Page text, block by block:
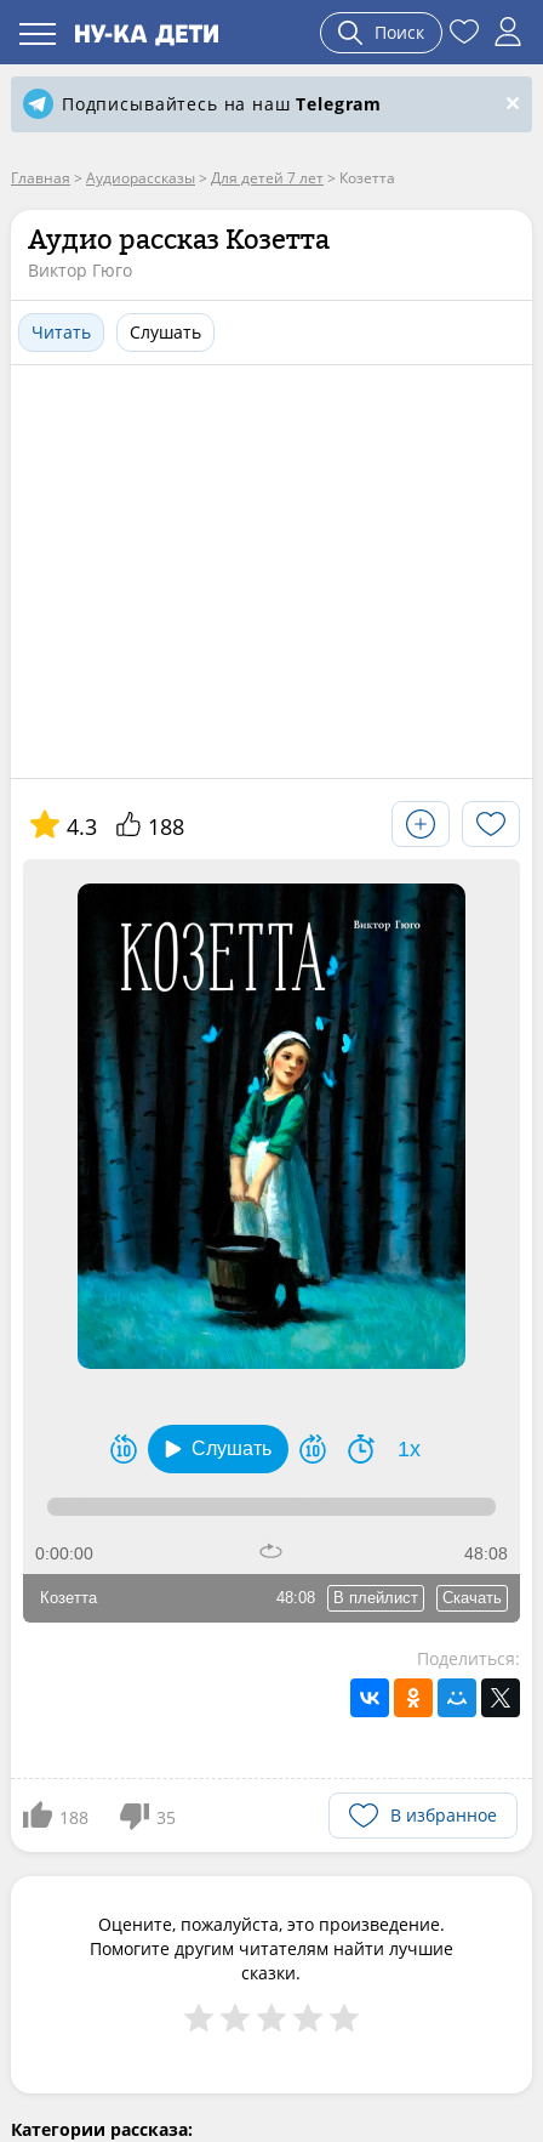
Поиск
Подписывайтесь на нашTelegram
Главная > Аудиорассказы > Для детей 7 лет> Козетта
Аудио рассказ Козетта
Виктор Гюго
Читать Слушать
4.3 188
Слушать 1x
0:00:00 48:08
48:08 В плейлист Скачать
Козетта
Поделиться:
188 35 В избранное
Оцените, пожалуйста, это произведение.
Помогите другим читателям найти лучшие
сказки.
Категории рассказа: